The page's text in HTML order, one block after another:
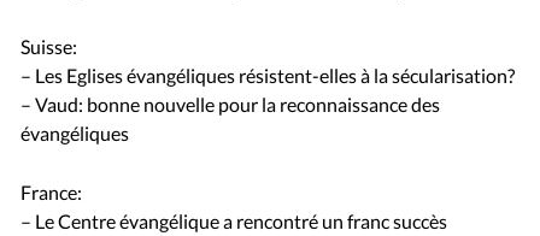
Suisse:
– Les Eglises évangéliques résistent-elles à la sécularisation?
– Vaud: bonne nouvelle pour la reconnaissance des
évangéliques
France:
– Le Centre évangélique a rencontré un franc succès